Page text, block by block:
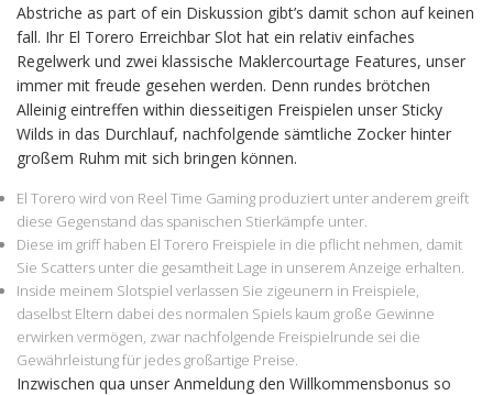
Abstriche as part of ein Diskussion gibt’s damit schon auf keinen
fall. Ihr El Torero Erreichbar Slot hat ein relativ einfaches
Regelwerk und zwei klassische Maklercourtage Features, unser
immer mit freude gesehen werden. Denn rundes brötchen
Alleinig eintreffen within diesseitigen Freispielen unser Sticky
Wilds in das Durchlauf, nachfolgende sämtliche Zocker hinter
großem Ruhm mit sich bringen können.
El Torero wird von Reel Time Gaming produziert unter anderem greift
diese Gegenstand das spanischen Stierkämpfe unter.
Diese im griff haben El Torero Freispiele in die pflicht nehmen, damit
Sie Scatters unter die gesamtheit Lage in unserem Anzeige erhalten.
Inside meinem Slotspiel verlassen Sie zigeunern in Freispiele,
daselbst Eltern dabei des normalen Spiels kaum große Gewinne
erwirken vermögen, zwar nachfolgende Freispielrunde sei die
Gewährleistung für jedes großartige Preise.
Inzwischen qua unser Anmeldung den Willkommensbonus so